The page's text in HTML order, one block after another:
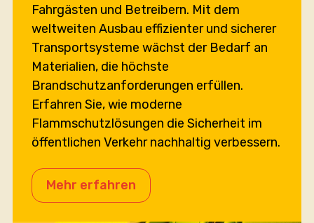
Fahrgästen und Betreibern. Mit dem
weltweiten Ausbau effizienter und sicherer
Transportsysteme wächst der Bedarf an
Materialien, die höchste
Brandschutzanforderungen erfüllen.
Erfahren Sie, wie moderne
Flammschutzlösungen die Sicherheit im
öffentlichen Verkehr nachhaltig verbessern.
Mehr erfahren